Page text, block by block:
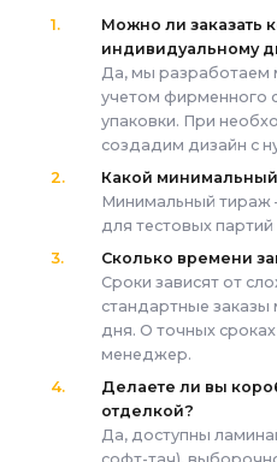
Можно ли заказать
индивидуальному
Да, мы разработаем
учетом фирменного
упаковки. При
создадим дизайн с
Какой минимальный
Минимальный тираж
для тестовых
Сколько времени
Сроки зависят от
стандартные
дня. О точных
менеджер.
Делаете ли вы
отделкой?
Да, доступны